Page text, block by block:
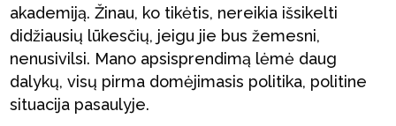
akademiją. Žinau, ko tikėtis, nereikia išsikelti
didžiausių lūkesčių, jeigu jie bus žemesni,
nenusivilsi. Mano apsisprendimą lėmė daug
dalykų, visų pirma domėjimasis politika, politine
situacija pasaulyje.